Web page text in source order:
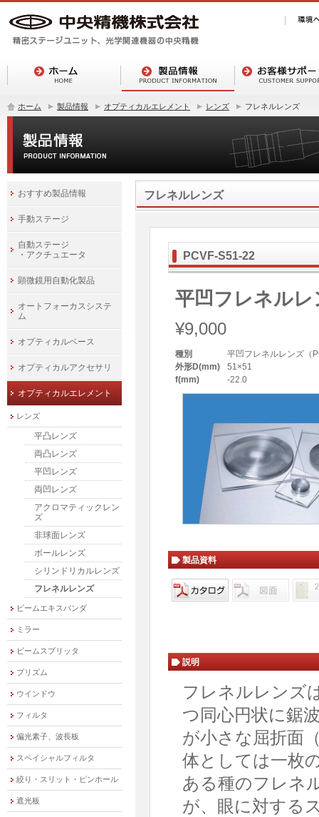
ホーム 製品情報 オプティカルエレメント レンズ フレネルレンズ
フレネルレンズ
PCVF-S51-22
平凹フレネルレ
¥9,000
種別
平凹フレネルレンズ（
外形D(mm)
51×51
f(mm)
-22.0
製品資料
説明
フレネルレンズ
つ同心円状に鋸
が小さな屈折面
体としては一枚
ある種のフレネ
が、眼に対する
おすすめ製品情報
手動ステージ
自動ステージ
・アクチュエータ
顕微鏡用自動化製品
オートフォーカスシステ
ム
オプティカルベース
オプティカルアクセサリ
オプティカルエレメント
レンズ
平凸レンズ
両凸レンズ
平凹レンズ
両凹レンズ
アクロマティックレン
ズ
非球面レンズ
ボールレンズ
シリンドリカルレンズ
フレネルレンズ
ビームエキスパンダ
ミラー
ビームスプリッタ
プリズム
ウインドウ
フィルタ
偏光素子、波長板
スペイシャルフィルタ
絞り・スリット・ピンホール
遮光板